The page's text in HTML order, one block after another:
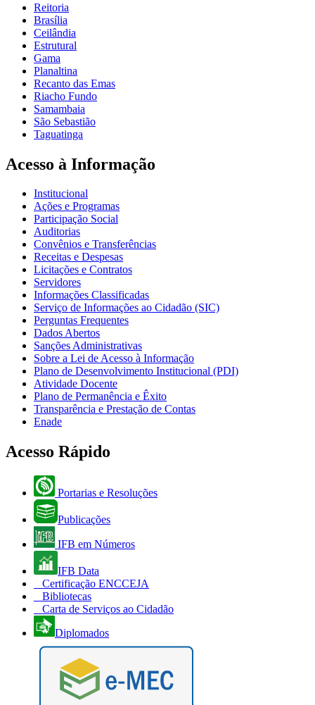
Reitoria
Brasília
Ceilândia
Estrutural
Gama
Planaltina
Recanto das Emas
Riacho Fundo
Samambaia
São Sebastião
Taguatinga
Acesso à Informação
Institucional
Ações e Programas
Participação Social
Auditorias
Convênios e Transferências
Receitas e Despesas
Licitações e Contratos
Servidores
Informações Classificadas
Serviço de Informações ao Cidadão (SIC)
Perguntas Frequentes
Dados Abertos
Sanções Administrativas
Sobre a Lei de Acesso à Informação
Plano de Desenvolvimento Institucional (PDI)
Atividade Docente
Plano de Permanência e Êxito
Transparência e Prestação de Contas
Enade
Acesso Rápido
Portarias e Resoluções
Publicações
IFB em Números
IFB Data
Certificação ENCCEJA
Bibliotecas
Carta de Serviços ao Cidadão
Diplomados